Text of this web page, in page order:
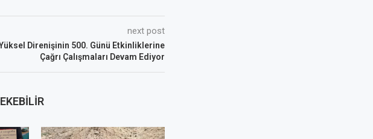
next post
Direnişinin 500. Günü Etkinliklerine
Çağrı Çalışmaları Devam Ediyor